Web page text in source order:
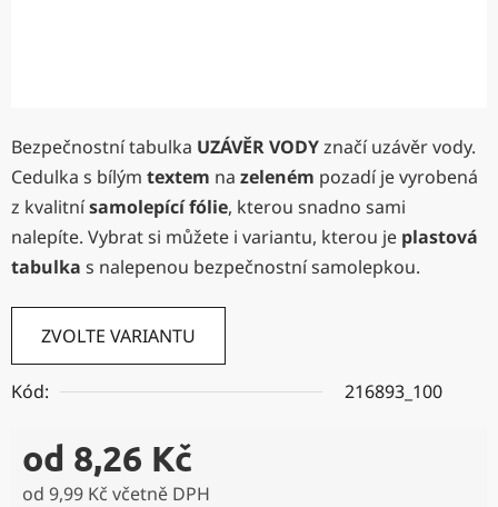
Bezpečnostní tabulka UZÁVĚR VODYznačí uzávěr vody.
Cedulka s bílým textem na zeleném pozadí je vyrobená
z kvalitnísamolepící fólie, kterou snadno sami
nalepíte. Vybrat si můžete i variantu, kterou je plastová
tabulka s nalepenou bezpečnostní samolepkou.
ZVOLTE VARIANTU
Kód: 216893_100
od 8,26 Kč
od 9,99 Kč včetně DPH